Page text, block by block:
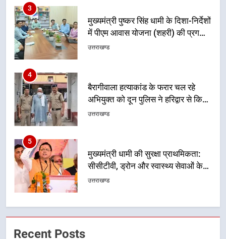
4
उत्तराखण्ड
5
कांवड़ मार्ग
6
Recent Posts